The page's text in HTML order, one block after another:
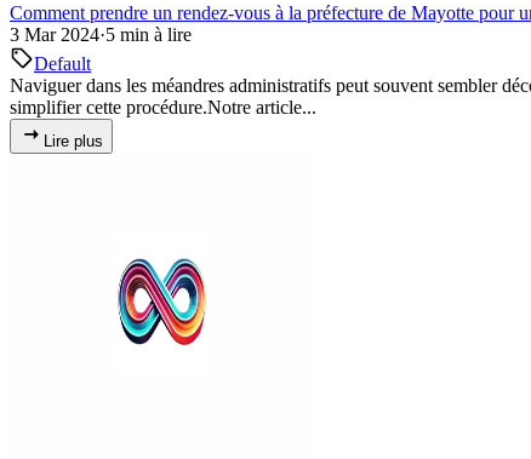
Comment prendre un rendez-vous à la préfecture de Mayotte pour
3 Mar 2024·5 min à lire
Default
Naviguer dans les méandres administratifs peut souvent sembler
simplifier cette procédure.Notre article...
Lire plus